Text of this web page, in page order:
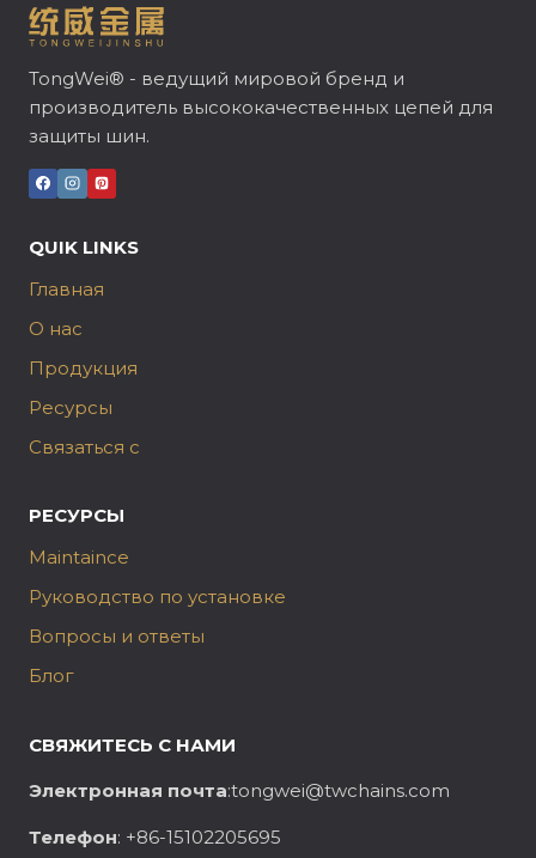
TongWei® - ведущий мировой бренд и
производитель высококачественных цепей для
защиты шин.
QUIK LINKS
Главная
О нас
Продукция
Ресурсы
Связаться с
РЕСУРСЫ
Maintaince
Руководство по установке
Вопросы и ответы
Блог
СВЯЖИТЕСЬ С НАМИ
Электронная почта:tongwei@twchains.com
Телефон: +86-15102205695